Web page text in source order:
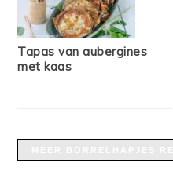
Tapas van aubergines
met kaas